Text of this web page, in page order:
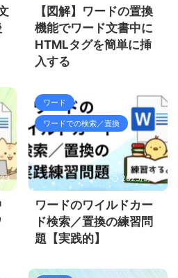
【図解】ワードの置換
機能でワード文書中に
HTMLタグを簡単に挿
入する
ワード
ワードでの検索／置換
2025/5/23
ワードのワイルドカー
ド検索／置換の練習問
題【実践的】